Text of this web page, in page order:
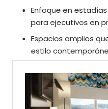
Enfoque en
para ejecutivos en
Espacios amplios
estilo